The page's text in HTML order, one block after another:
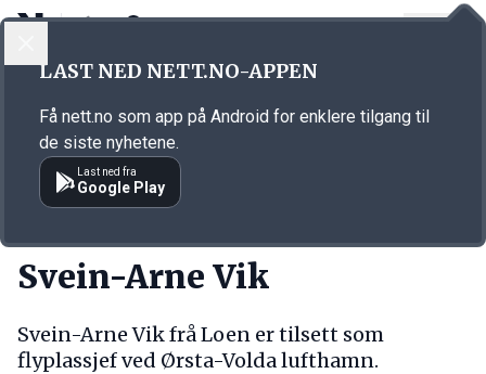
Annonsørinnhold
Svein-Arne Vik
Svein-Arne Vik frå Loen er tilsett som
flyplassjef ved Ørsta-Volda lufthamn.
LAST NED NETT.NO-APPEN
Få nett.no som app på Android for enklere tilgang til
de siste nyhetene.
Last ned fra
Google Play